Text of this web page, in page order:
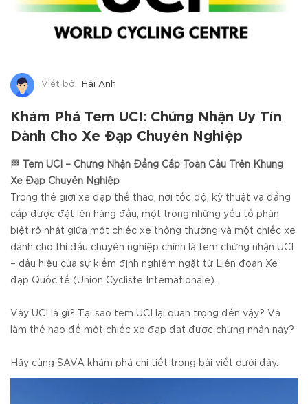
Viết bởi: Hải Anh
Khám Phá Tem UCI: Chứng Nhận Uy Tín
Dành Cho Xe Đạp Chuyên Nghiệp
🏁
Tem UCI – Chứng Nhận Đẳng Cấp Toàn Cầu Trên Khung
Xe Đạp Chuyên Nghiệp
Trong thế giới xe đạp thể thao, nơi tốc độ, kỹ thuật và đẳng
cấp được đặt lên hàng đầu, một trong những yếu tố phân
biệt rõ nhất giữa một chiếc xe thông thường và một chiếc xe
dành cho thi đấu chuyên nghiệp chính là tem chứng nhận UCI
– dấu hiệu của sự kiểm định nghiêm ngặt từ Liên đoàn Xe
đạp Quốc tế (Union Cycliste Internationale).
Vậy UCI là gì? Tại sao tem UCI lại quan trọng đến vậy? Và
làm thế nào để một chiếc xe đạp đạt được chứng nhận này?
Hãy cùng SAVA khám phá chi tiết trong bài viết dưới đây.